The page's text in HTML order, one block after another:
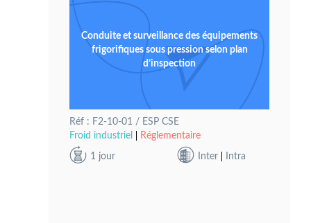
Conduite et surveillance des équipements
frigorifiques sous pression selon plan
d’inspection
Réf : F2-10-01 / ESP CSE
Froid industriel
Réglementaire
1 jour Inter Intra